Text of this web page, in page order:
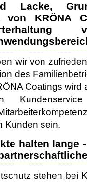
Lacke,
von KRÖNA
wir von
des
Coatings wird
Kunden sein.
halten lange
stehen bei